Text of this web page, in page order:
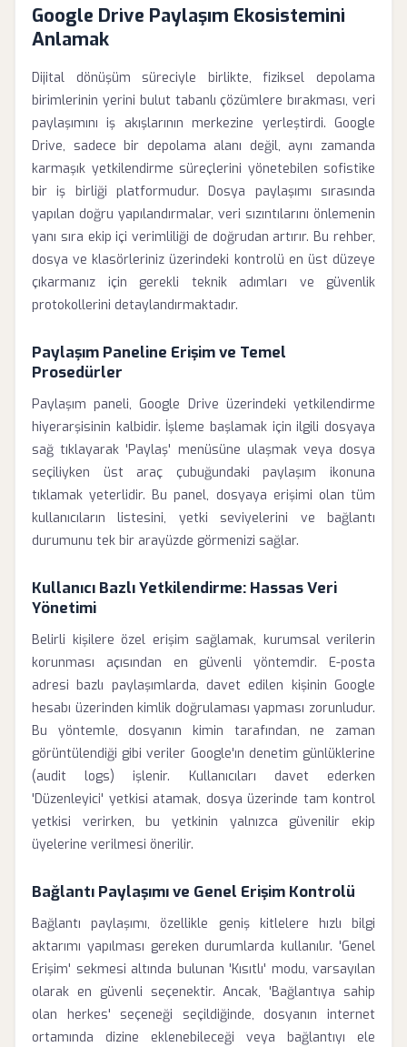
Google Drive Paylaşım Ekosistemini
Anlamak
Dijital dönüşüm süreciyle birlikte, fiziksel depolama
birimlerinin yerini bulut tabanlı çözümlere bırakması, veri
paylaşımını iş akışlarının merkezine yerleştirdi. Google
Drive, sadece bir depolama alanı değil, aynı zamanda
karmaşık yetkilendirme süreçlerini yönetebilen sofistike
bir iş birliği platformudur. Dosya paylaşımı sırasında
yapılan doğru yapılandırmalar, veri sızıntılarını önlemenin
yanı sıra ekip içi verimliliği de doğrudan artırır. Bu rehber,
dosya ve klasörleriniz üzerindeki kontrolü en üst düzeye
çıkarmanız için gerekli teknik adımları ve güvenlik
protokollerini detaylandırmaktadır.
Paylaşım Paneline Erişim ve Temel
Prosedürler
Paylaşım paneli, Google Drive üzerindeki yetkilendirme
hiyerarşisinin kalbidir. İşleme başlamak için ilgili dosyaya
sağ tıklayarak 'Paylaş' menüsüne ulaşmak veya dosya
seçiliyken üst araç çubuğundaki paylaşım ikonuna
tıklamak yeterlidir. Bu panel, dosyaya erişimi olan tüm
kullanıcıların listesini, yetki seviyelerini ve bağlantı
durumunu tek bir arayüzde görmenizi sağlar.
Kullanıcı Bazlı Yetkilendirme: Hassas Veri
Yönetimi
Belirli kişilere özel erişim sağlamak, kurumsal verilerin
korunması açısından en güvenli yöntemdir. E-posta
adresi bazlı paylaşımlarda, davet edilen kişinin Google
hesabı üzerinden kimlik doğrulaması yapması zorunludur.
Bu yöntemle, dosyanın kimin tarafından, ne zaman
görüntülendiği gibi veriler Google'ın denetim günlüklerine
(audit logs) işlenir. Kullanıcıları davet ederken
'Düzenleyici' yetkisi atamak, dosya üzerinde tam kontrol
yetkisi verirken, bu yetkinin yalnızca güvenilir ekip
üyelerine verilmesi önerilir.
Bağlantı Paylaşımı ve Genel Erişim Kontrolü
Bağlantı paylaşımı, özellikle geniş kitlelere hızlı bilgi
aktarımı yapılması gereken durumlarda kullanılır. 'Genel
Erişim' sekmesi altında bulunan 'Kısıtlı' modu, varsayılan
olarak en güvenli seçenektir. Ancak, 'Bağlantıya sahip
olan herkes' seçeneği seçildiğinde, dosyanın internet
ortamında dizine eklenebileceği veya bağlantıyı ele